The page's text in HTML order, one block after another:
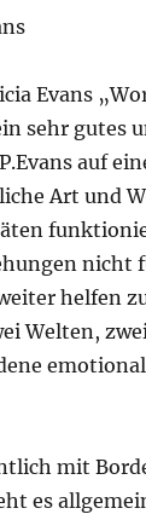
Evans
sehr gutes
auf
Art und
nicht
helfen
Welten,
mit
es